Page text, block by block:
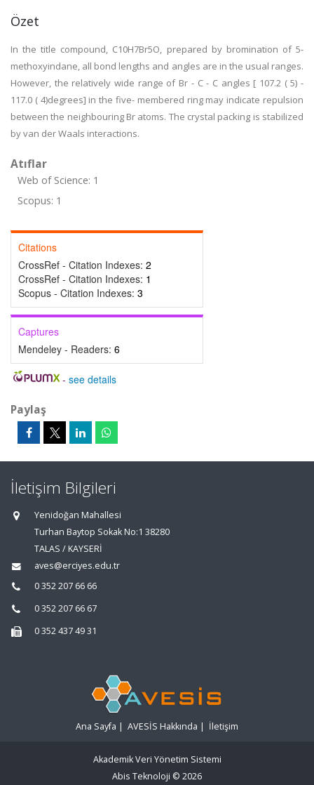
Özet
In the title compound, C10H7Br5O, prepared by bromination of 5-
methoxyindane, all bond lengths and angles are in the usual ranges.
However, the relatively wide range of Br - C - C angles [ 107.2 ( 5) -
117.0 ( 4)degrees] in the five- membered ring may indicate repulsion
between the neighbouring Br atoms. The crystal packing is stabilized
by van der Waals interactions.
Atıflar
Web of Science: 1
Scopus: 1
Citations
CrossRef - Citation Indexes: 2
CrossRef - Citation Indexes: 1
Scopus - Citation Indexes: 3
Captures
Mendeley - Readers: 6
- see details
Paylaş
İletişim Bilgileri
Yenidoğan Mahallesi
Turhan Baytop Sokak No:1 38280
TALAS / KAYSERİ
aves@erciyes.edu.tr
0 352 207 66 66
0 352 207 66 67
0 352 437 49 31
Ana Sayfa | AVESİS Hakkında | İletişim
Akademik Veri Yönetim Sistemi
Abis Teknoloji © 2026